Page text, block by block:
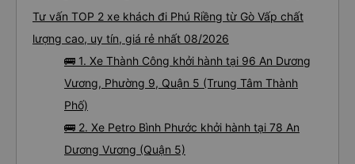
Tư vấn TOP 2 xe khách đi Phú Riềng từ Gò Vấp chất
lượng cao, uy tín, giá rẻ nhất 08/2026
🚌 1. Xe Thành Công khởi hành tại 96 An Dương
Vương, Phường 9, Quận 5 (Trung Tâm Thành
Phố)
🚌 2. Xe Petro Bình Phước khởi hành tại 78 An
Dương Vương (Quận 5)